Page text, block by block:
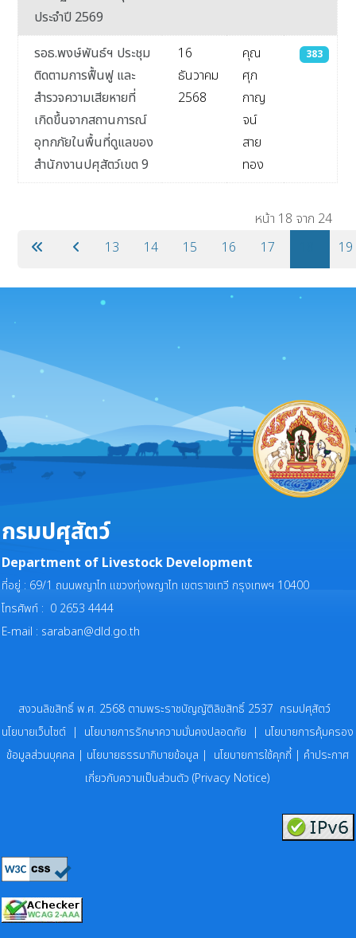
ประจำปี 2569
รอธ.พงษ์พันธ์ฯ ประชุม
ติดตามการฟื้นฟู และ
สำรวจความเสียหายที่
เกิดขึ้นจากสถานการณ์
อุทกภัยในพื้นที่ดูแลของ
สำนักงานปศุสัตว์เขต 9
16
ธันวาคม
2568
คุณ
ศุภ
กาญ
จน์
สาย
ทอง
383
หน้า 18 จาก 24
13
14 15 16 17 19
กรมปศุสัตว์
Department of Livestock Development
ที่อยู่ : 69/1 ถนนพญาไท แขวงทุ่งพญาไท เขตราชเทวี กรุงเทพฯ 10400
โทรศัพท์ : 0 2653 4444
E-mail : saraban@dld.go.th
สงวนลิขสิทธิ์ พ.ศ. 2568 ตามพระราชบัญญัติลิขสิทธิ์ 2537 กรมปศุสัตว์
นโยบายเว็บไซต์ | นโยบายการรักษาความมั่นคงปลอดภัย | นโยบายการคุ้มครอง
ข้อมูลส่วนบุคคล | นโยบายธรรมาภิบายข้อมูล | นโยบายการใช้คุกกี้ | คำประกาศ
เกี่ยวกับความเป็นส่วนตัว (Privacy Notice)